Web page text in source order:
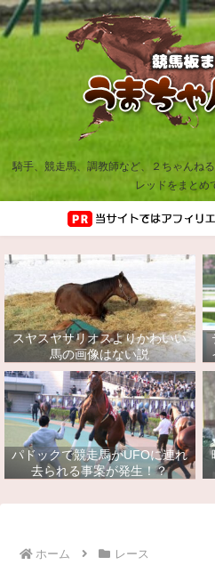
騎手、競走馬、調教師など、２ちゃんね
レッドをまとめ
スヤスヤサリオスよりかわいい
馬の画像はない説
パドックで競走馬がUFOに連れ
去られる事案が発生！？
ホーム レース